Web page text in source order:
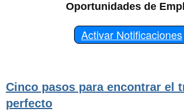
Oportunidades de
Activar Notificaciones
Cinco pasos para encontrar el
perfecto